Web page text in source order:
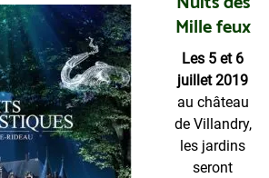
Mille feux
Les 5 et 6
juillet 2019
au château
de Villandry,
les jardins
seront